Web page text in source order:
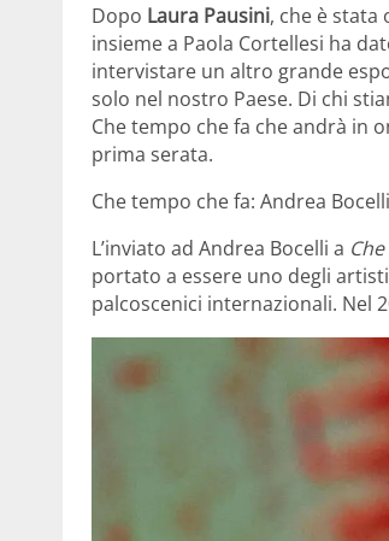
Dopo Laura Pausini, che è stata
insieme a Paola Cortellesi ha
intervistare un altro grande
solo nel nostro Paese. Di chi
Che tempo che fa che andrà in
prima serata.
Che tempo che fa: Andrea
L’inviato ad Andrea Bocelli a
portato a essere uno degli
palcoscenici internazionali. Nel